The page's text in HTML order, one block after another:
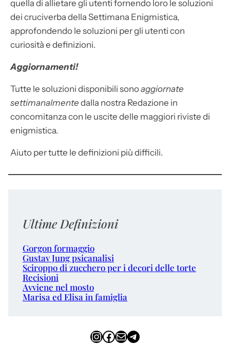
quella di allietare gli utenti fornendo loro le soluzioni
dei cruciverba della Settimana Enigmistica,
approfondendo le soluzioni per gli utenti con
curiosità e definizioni.
Aggiornamenti!
Tutte le soluzioni disponibili sonoaggiornate
settimanalmente dalla nostra Redazione in
concomitanza con le uscite delle maggiori riviste di
enigmistica.
Aiuto per tutte le definizioni più difficili.
Ultime Definizioni
Gorgon formaggio
Gustav Jung psicanalisi
Sciroppo di zucchero per i decori delle torte
Recisioni
Avviene nel mosto
Marisa ed Elisa in famiglia
InstagramFacebook Email Telegram